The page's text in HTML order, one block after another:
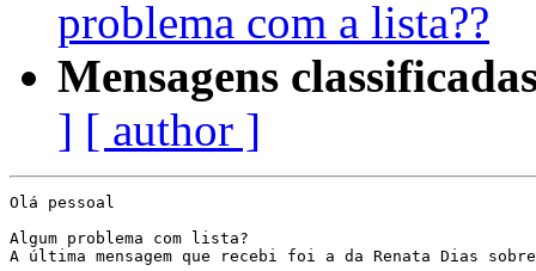
problema com a lista??
Mensagens
] [ author ]
Olá pessoal
Algum problema com lista?
A última mensagem que recebi foi a da Renata Dias sobre